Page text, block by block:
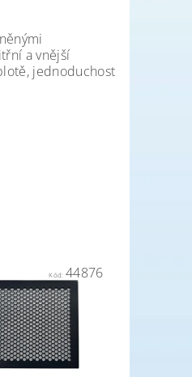
a vnější
jednoduchost
Kód:44876